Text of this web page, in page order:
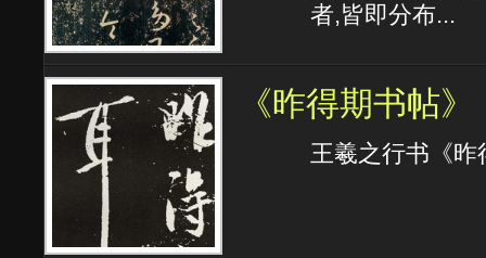
者,皆即分布...
《昨得期书帖》
王羲之行书《昨